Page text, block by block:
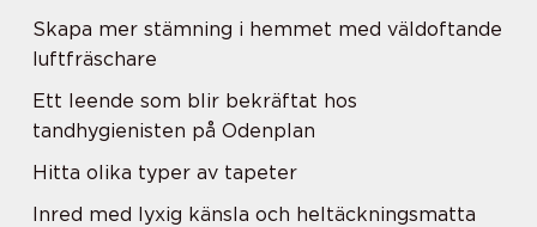
Skapa mer stämning i hemmet med väldoftande
luftfräschare
Ett leende som blir bekräftat hos
tandhygienisten på Odenplan
Hitta olika typer av tapeter
Inred med lyxig känsla och heltäckningsmatta